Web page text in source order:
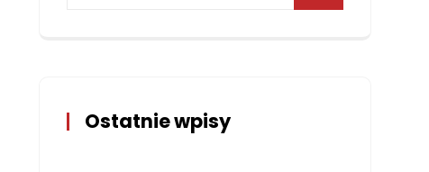
Ostatnie wpisy